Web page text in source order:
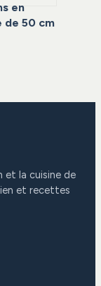
en
de 50 cm
et la cuisine de
et recettes